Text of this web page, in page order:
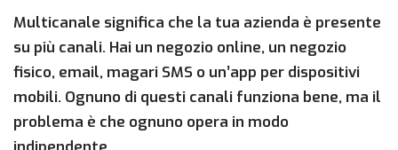
Multicanale significa che la tua azienda è presente
su più canali. Hai un negozio online, un negozio
fisico, email, magari SMS o un’app per dispositivi
mobili. Ognuno di questi canali funziona bene, ma il
problema è che ognuno opera in modo